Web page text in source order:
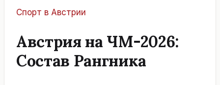
Спорт в Австрии
Австрия на ЧМ-2026:
Состав Рангника